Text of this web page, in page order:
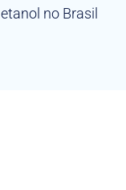
no Brasil